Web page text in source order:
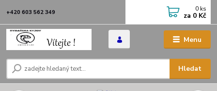
Menu
Hledat
+420 603 562 349 0 ks
za 0 Kč